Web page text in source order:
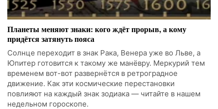
Планеты меняют знаки: кого ждёт прорыв, а кому
придётся затянуть пояса
Солнце переходит в знак Рака, Венера уже во Льве, а
Юпитер готовится к такому же манёвру. Меркурий тем
временем вот-вот развернётся в ретроградное
движение. Как эти космические перестановки
повлияют на каждый знак зодиака — читайте в нашем
недельном гороскопе.